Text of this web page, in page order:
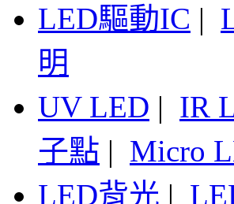
LED驅動IC |
明
UV LED | IR
子點 | Micro
LED背光 |